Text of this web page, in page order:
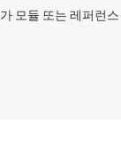
모듈 또는 레퍼런스